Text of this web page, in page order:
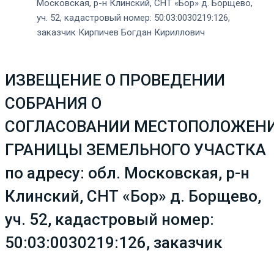
Московская, р-н Клинский, СНТ «Бор» д. Борщево,
уч. 52, кадастровый номер: 50:03:0030219:126,
заказчик Кирпичев Богдан Кириллович
ИЗВЕЩЕНИЕ О ПРОВЕДЕНИИ
СОБРАНИЯ О
СОГЛАСОВАНИИ
ГРАНИЦЫ ЗЕМЕЛЬНОГО УЧАСТКА
по адресу: обл. Московская, р-н
Клинский, СНТ «Бор» д. Борщево,
уч. 52, кадастровый номер:
50:03:0030219:126, заказчик